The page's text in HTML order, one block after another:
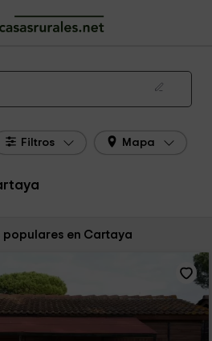
de 2026
Filtros Mapa
populares en Cartaya